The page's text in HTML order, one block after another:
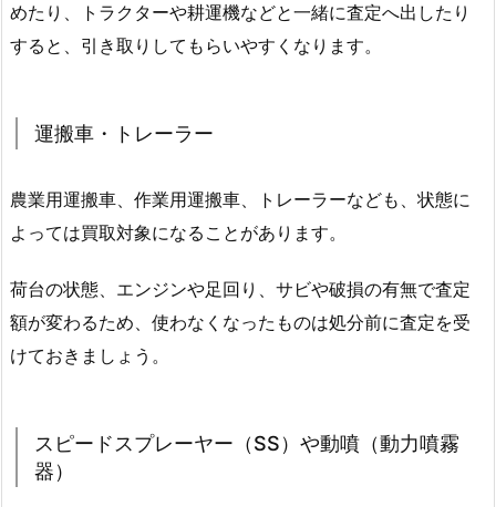
めたり、トラクターや耕運機などと一緒に査定へ出したり
すると、引き取りしてもらいやすくなります。
運搬車・トレーラー
農業用運搬車、作業用運搬車、トレーラーなども、状態に
よっては買取対象になることがあります。
荷台の状態、エンジンや足回り、サビや破損の有無で査定
額が変わるため、使わなくなったものは処分前に査定を受
けておきましょう。
スピードスプレーヤー（SS）や動噴（動力噴霧
器）